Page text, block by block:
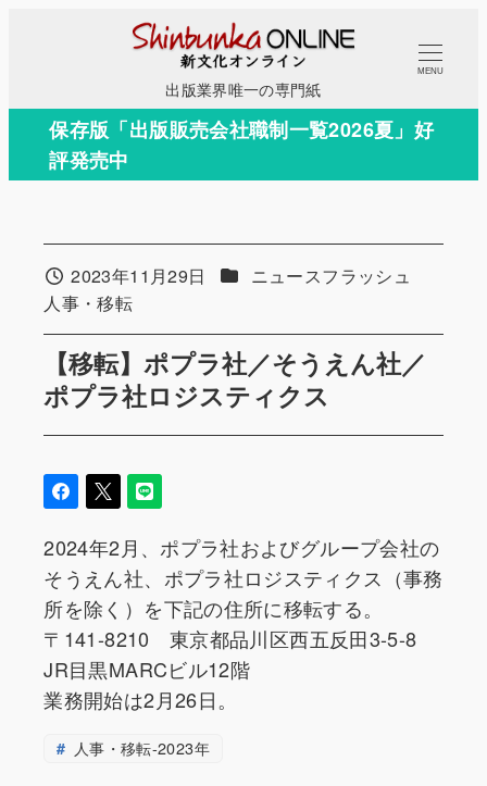
コ
テ
出版業界唯一の専門紙
MENU
保存版「出版販売会社職制一覧2026夏」好
評発売中
【移転】ポプラ社／そうえん社／
ポプラ社ロジスティクス
投稿日2023年11月29日 カテゴリー
ニュースフラッシュ
カテゴリー
人事・移転
2024年2月、ポプラ社およびグループ会社の
そうえん社、ポプラ社ロジスティクス（事務
所を除く）を下記の住所に移転する。
〒141-8210 東京都品川区西五反田3-5-8
JR目黒MARCビル12階
業務開始は2月26日。
人事・移転-2023年